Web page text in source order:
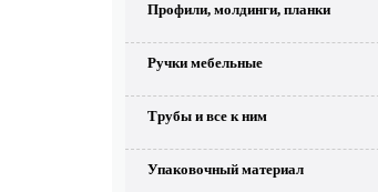
Профили, молдинги, планки
Ручки мебельные
Трубы и все к ним
Упаковочный материал